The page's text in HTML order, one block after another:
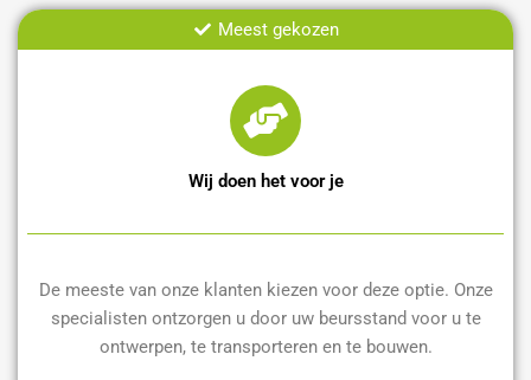
Meest gekozen
Wij doen het voor je
De meeste van onze klanten kiezen voor deze optie. Onze
specialisten ontzorgen u door uw beursstand voor u te
ontwerpen, te transporteren en te bouwen.